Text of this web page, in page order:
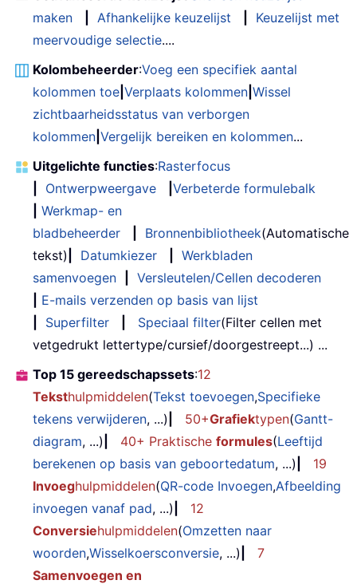
maken
Afhankelijke keuzelijst
Keuzelijst met
meervoudige selectie....
Kolombeheerder:Voeg een specifiek aantal
kolommen toe Verplaats kolommen Wissel
zichtbaarheidsstatus van verborgen
kolommen Vergelijk bereiken en kolommen...
Uitgelichte functies:Rasterfocus
Ontwerpweergave
Verbeterde formulebalk
Werkmap- en
bladbeheerder
Bronnenbibliotheek(Automatische
tekst)
Datumkiezer
Werkbladen
samenvoegen
Versleutelen/Cellen decoderen
E-mails verzenden op basis van lijst
Superfilter Speciaal filter(Filter cellen met
vetgedrukt lettertype/cursief/doorgestreept...) ...
Top 15 gereedschapssets:12
Teksthulpmiddelen(Tekst toevoegen,Specifieke
tekens verwijderen, ...) 50+Grafiektypen(Gantt-
diagram, ...) 40+ Praktische formules(Leeftijd
berekenen op basis van geboortedatum, ...)
19
Invoeghulpmiddelen(QR-code Invoegen,Afbeelding
invoegen vanaf pad, ...)
12
Conversiehulpmiddelen(Omzetten naar
woorden,Wisselkoersconversie, ...)
7
Samenvoegen en